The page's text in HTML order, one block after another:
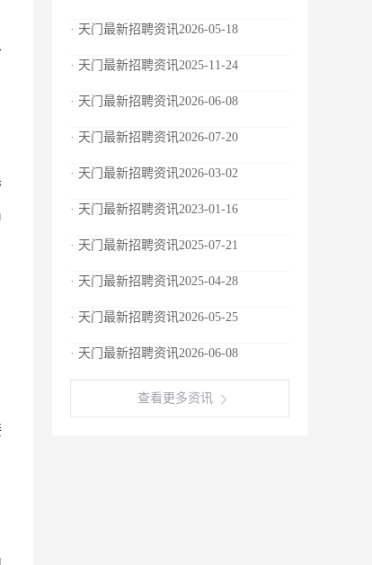
· 天门最新招聘资讯2026-05-18
· 天门最新招聘资讯2025-11-24
· 天门最新招聘资讯2026-06-08
· 天门最新招聘资讯2026-07-20
· 天门最新招聘资讯2026-03-02
· 天门最新招聘资讯2023-01-16
· 天门最新招聘资讯2025-07-21
· 天门最新招聘资讯2025-04-28
· 天门最新招聘资讯2026-05-25
· 天门最新招聘资讯2026-06-08
查看更多资讯